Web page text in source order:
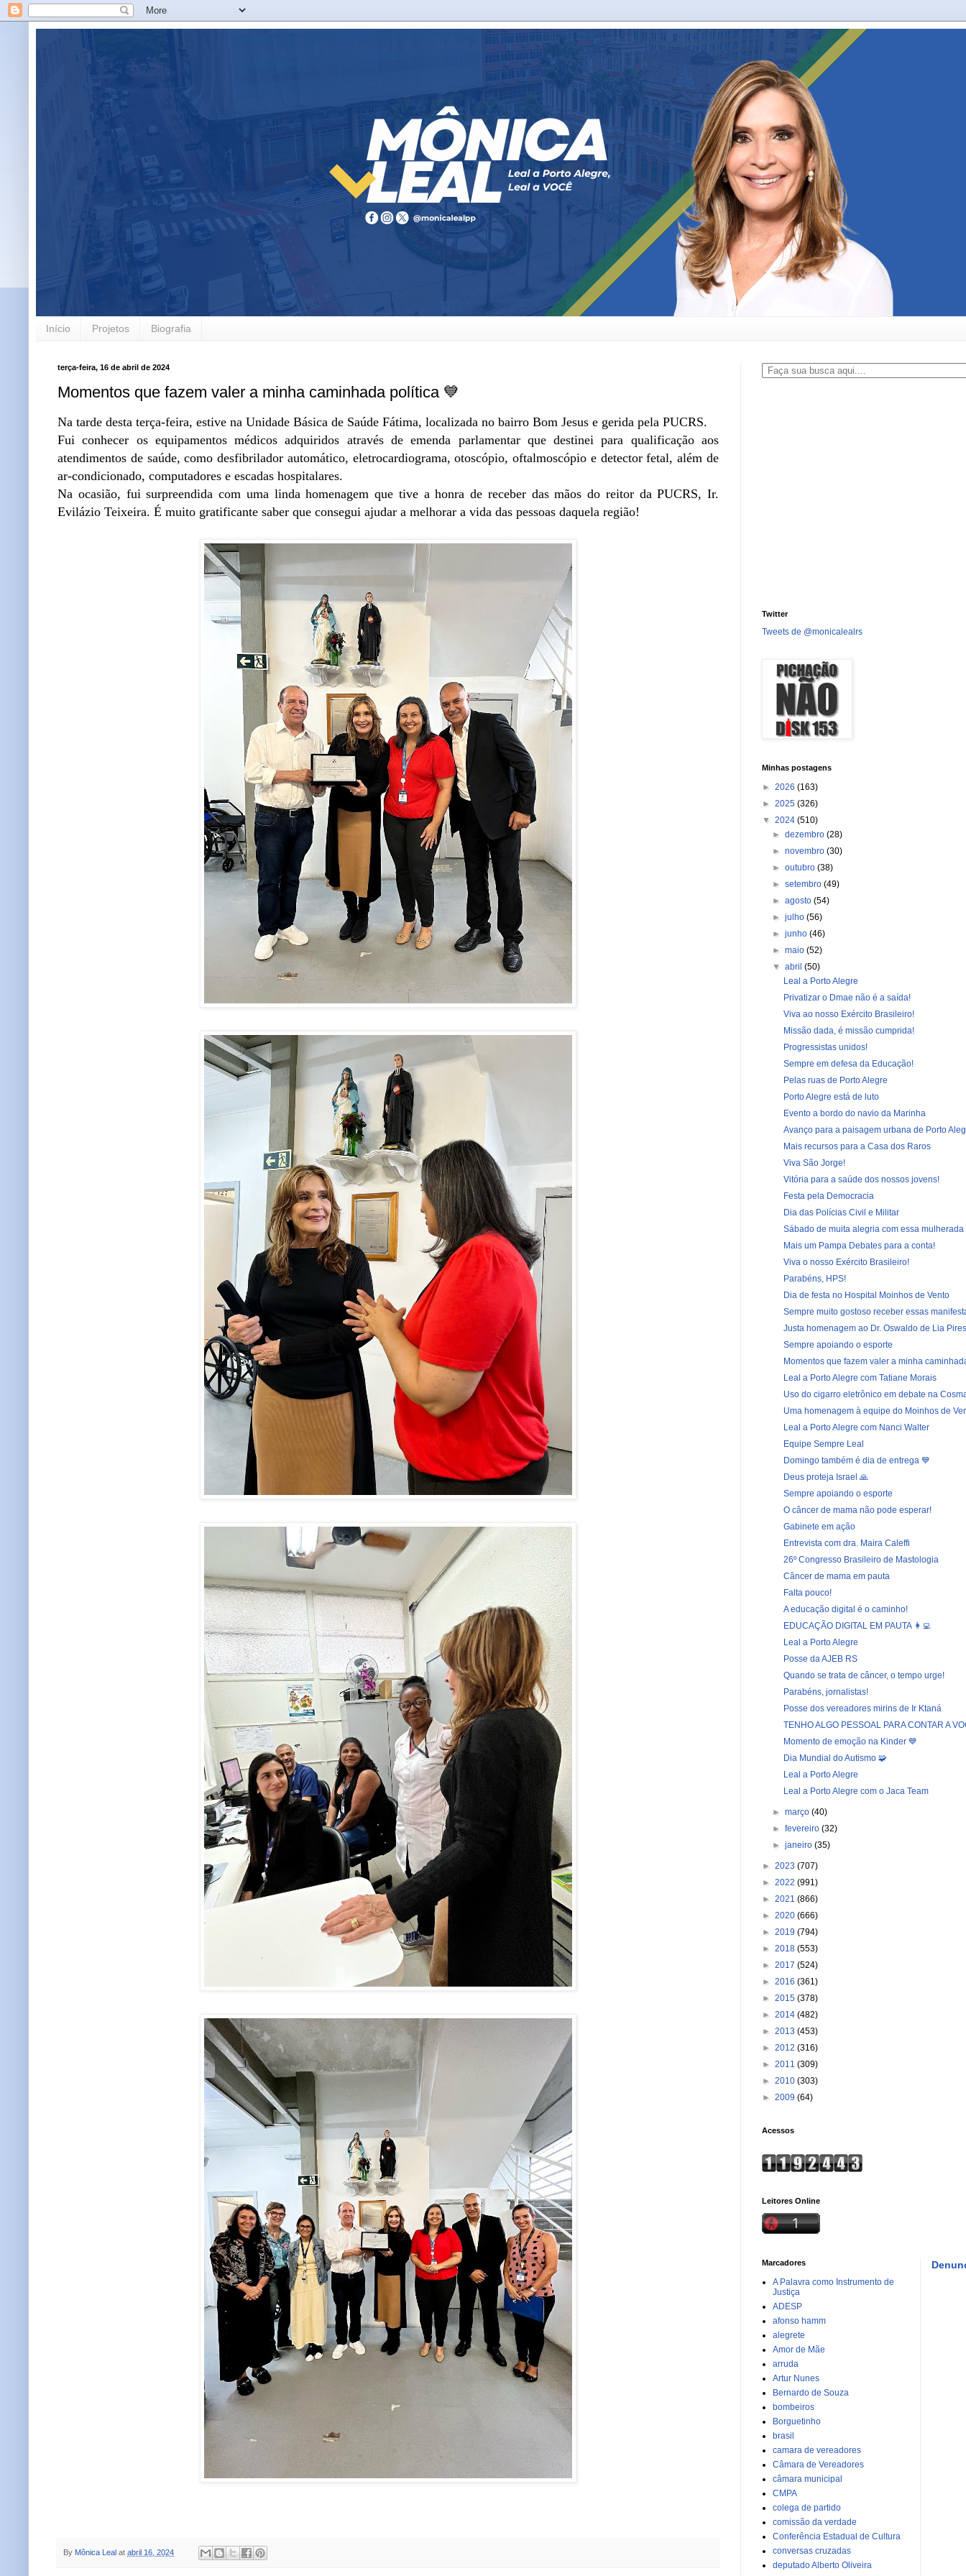
Início Projetos Biografia
terça-feira, 16 de abril de 2024
Momentos que fazem valer a minha caminhada política 💙
Na tarde desta terça-feira, estive na Unidade Básica de Saúde Fátima, localizada no bairro Bom Jesus e gerida pela PUCRS.
Fui conhecer os equipamentos médicos adquiridos através de emenda parlamentar que destinei para qualificação aos
atendimentos de saúde, como desfibrilador automático, eletrocardiograma, otoscópio, oftalmoscópio e detector fetal, além de
ar-condicionado, computadores e escadas hospitalares.
Na ocasião, fui surpreendida com uma linda homenagem que tive a honra de receber das mãos do reitor da PUCRS, Ir.
Evilázio Teixeira. É muito gratificante saber que consegui ajudar a melhorar a vida das pessoas daquela região!
By Mônica Leal at abril 16, 2024
Twitter
Tweets de @monicalealrs
Minhas postagens
► 2026 (163)
► 2025 (326)
▼ 2024 (510)
►dezembro(28)
►novembro(30)
►outubro(38)
►setembro(49)
►agosto(54)
►julho(56)
►junho(46)
►maio(52)
▼abril(50)
Leal a Porto Alegre
Privatizar o Dmae não é a saída!
Viva ao nosso Exército Brasileiro!
Missão dada, é missão cumprida!
Progressistas unidos!
Sempre em defesa da Educação!
Pelas ruas de Porto Alegre
Porto Alegre está de luto
Evento a bordo do navio da Marinha
Avanço para a paisagem urbana de Porto
Mais recursos para a Casa dos Raros
Viva São Jorge!
Vitória para a saúde dos nossos jovens!
Festa pela Democracia
Dia das Polícias Civil e Militar
Sábado de muita alegria com essa mulherada
Mais um Pampa Debates para a conta!
Viva o nosso Exército Brasileiro!
Parabéns, HPS!
Dia de festa no Hospital Moinhos de Vento
Sempre muito gostoso receber essas
Justa homenagem ao Dr. Oswaldo de Lia Pires
Sempre apoiando o esporte
Momentos que fazem valer a minha
Leal a Porto Alegre com Tatiane Morais
Uso do cigarro eletrônico em debate na
Uma homenagem à equipe do Moinhos de
Leal a Porto Alegre com Nanci Walter
Equipe Sempre Leal
Domingo também é dia de entrega 💙
Deus proteja Israel 🙏
Sempre apoiando o esporte
O câncer de mama não pode esperar!
Gabinete em ação
Entrevista com dra. Maira Caleffi
26º Congresso Brasileiro de Mastologia
Câncer de mama em pauta
Falta pouco!
A educação digital é o caminho!
EDUCAÇÃO DIGITAL EM PAUTA 👩‍💻
Leal a Porto Alegre
Posse da AJEB RS
Quando se trata de câncer, o tempo urge!
Parabéns, jornalistas!
Posse dos vereadores mirins de Ir Ktaná
TENHO ALGO PESSOAL PARA CONTAR A
Momento de emoção na Kinder 💙
Dia Mundial do Autismo 🧩
Leal a Porto Alegre
Leal a Porto Alegre com o Jaca Team
►março(40)
►fevereiro(32)
►janeiro(35)
► 2023 (707)
► 2022 (991)
► 2021 (866)
► 2020 (666)
► 2019 (794)
► 2018 (553)
► 2017 (524)
► 2016 (361)
► 2015 (378)
► 2014 (482)
► 2013 (453)
► 2012 (316)
► 2011 (309)
► 2010 (303)
► 2009 (64)
Acessos
Leitores Online
Marcadores
A Palavra como Instrumento de
Justiça
ADESP
afonso hamm
alegrete
Amor de Mãe
arruda
Artur Nunes
Bernardo de Souza
bombeiros
Borguetinho
brasil
camara de vereadores
Câmara de Vereadores
câmara municipal
CMPA
colega de partido
comissão da verdade
Conferência Estadual de Cultura
conversas cruzadas
deputado Alberto Oliveira